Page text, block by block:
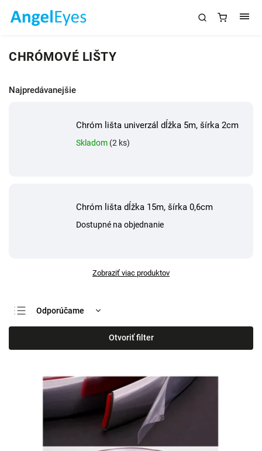
CHRÓMOVÉ LIŠTY
Najpredávanejšie
Chróm lišta univerzál dĺžka 5m, šírka 2cm
Skladom (2 ks)
Chróm lišta dĺžka 15m, šírka 0,6cm
Dostupné na objednanie
Zobraziť viac produktov
Odporúčame
Najlacnejšie
Najdrahšie
Abecedne
Otvoriť filter